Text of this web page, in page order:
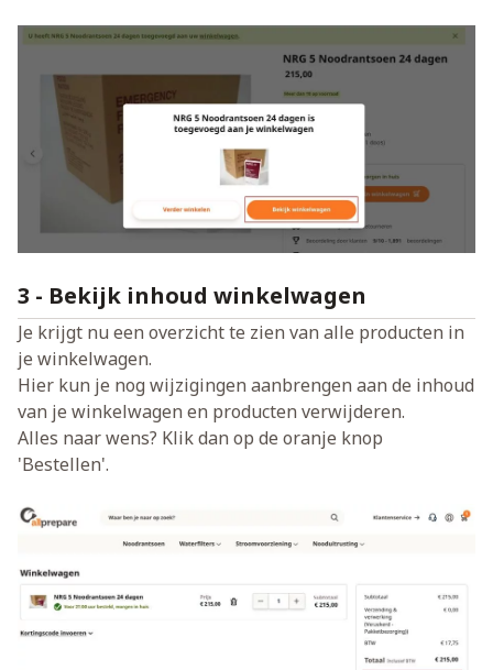
3 - Bekijk inhoud winkelwagen
Je krijgt nu een overzicht te zien van alle producten in
je winkelwagen.
Hier kun je nog wijzigingen aanbrengen aan de inhoud
van je winkelwagen en producten verwijderen.
Alles naar wens? Klik dan op de oranje knop
'Bestellen'.